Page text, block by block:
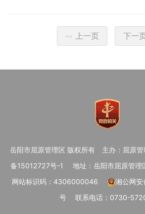
<< 上一页 下一
岳阳市屈原管理区 版权所有 主办：屈原管
备15012727号-1
地址：岳阳市屈原管理
网站标识码：4306000046
湘公网
号
联系电话：0730-